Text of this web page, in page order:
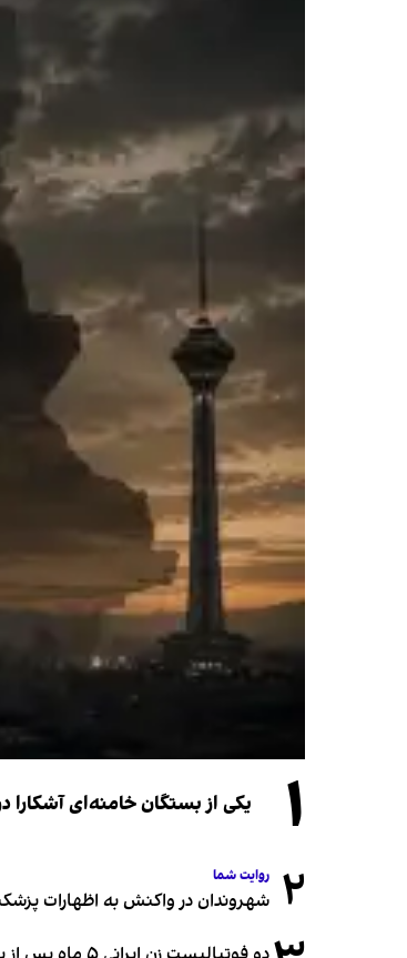
۱ یکی از بستگان خامنه‌ای
۲ روایت شما
شهروندان در واکنش به اظهارات